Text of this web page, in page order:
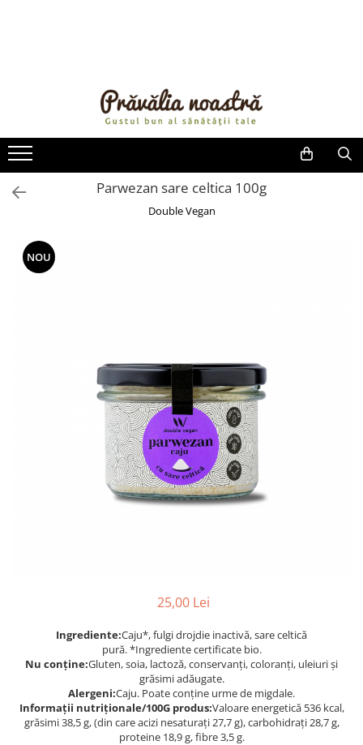
ULEIURI ȘI UNTURI
MĂSLINE
NUCI ȘI SEMINȚE
FRUCTE DESHIDRATATE
FRUCTE LA CONSERVĂ
OȚETURI ȘI SOSURI
CREME ȘI PASTE TARTINABILE
CEAIURI GRECEȘTI
CIOCOLATĂ ȘI CACAO
REMEDII NATURISTE
TOATE PRODUSELE
Parwezan sare celtica 100g
Double Vegan
NOU
25,00 Lei
Ingrediente:Caju*, fulgi drojdie inactivă, sare celtică
pură. *Ingrediente certificate bio.
Nu conține:Gluten, soia, lactoză, conservanți, coloranți, uleiuri și
grăsimi adăugate.
Alergeni:Caju. Poate conține urme de migdale.
Informații nutriționale/100G produs:Valoare energetică 536 kcal,
grăsimi 38,5 g, (din care acizi nesaturați 27,7 g), carbohidrați 28,7 g,
proteine 18,9 g, fibre 3,5 g.